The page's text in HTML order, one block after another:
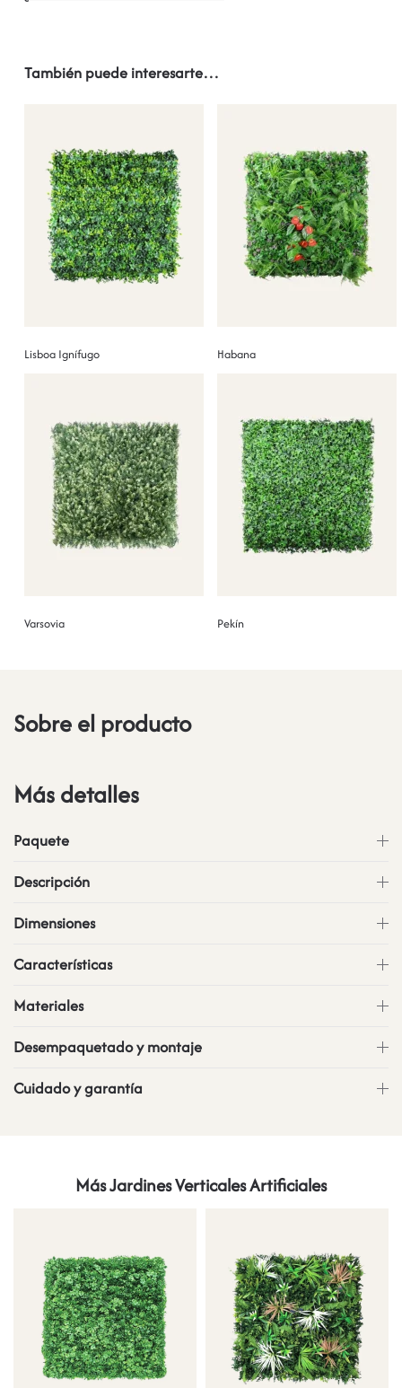
También puede interesarte…
Lisboa Ignífugo Habana
Varsovia Pekín
Sobre el producto
Más detalles
Paquete
Descripción
Dimensiones
Características
Materiales
Desempaquetado y montaje
Cuidado y garantía
Más Jardines Verticales Artificiales